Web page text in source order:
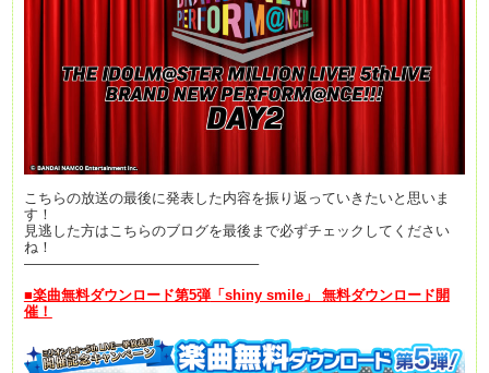
こちらの放送の最後に発表した内容を振り返っていきたいと思いま
す！
見逃した方はこちらのブログを最後まで必ずチェックしてください
ね！
————————————————–
■楽曲無料ダウンロード第5弾「shiny smile」 無料ダウンロード開
催！